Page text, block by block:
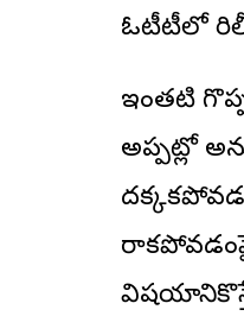
ఓటీటీలోనే
ఇంత‌టి
అప్ప‌ట్లో